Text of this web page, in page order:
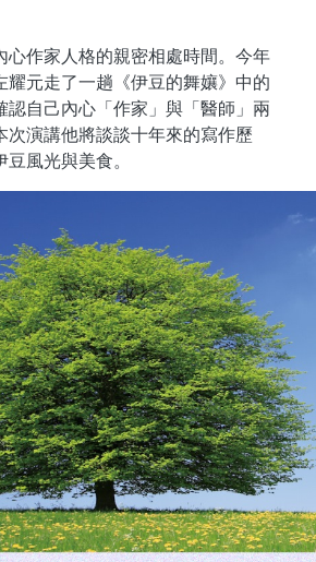
心作家人格的親密相處時間。今年
耀元走了一趟《伊豆的舞孃》中的
認自己內心「作家」與「醫師」兩
次演講他將談談十年來的寫作歷
風光與美食。